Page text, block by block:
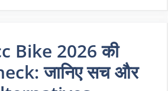
Bike 2026 की
जानिए सच और